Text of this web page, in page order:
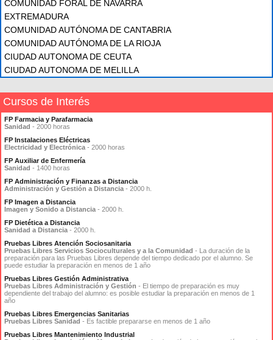
COMUNIDAD FORAL DE NAVARRA
EXTREMADURA
COMUNIDAD AUTÓNOMA DE CANTABRIA
COMUNIDAD AUTÓNOMA DE LA RIOJA
CIUDAD AUTONOMA DE CEUTA
CIUDAD AUTONOMA DE MELILLA
Cursos de Interés
FP Farmacia y Parafarmacia
Sanidad - 2000 horas
FP Instalaciones Eléctricas
Electricidad y Electrónica - 2000 horas
FP Auxiliar de Enfermería
Sanidad - 1400 horas
FP Administración y Finanzas a Distancia
Administración y Gestión a Distancia - 2000 h.
FP Imagen a Distancia
Imagen y Sonido a Distancia - 2000 h.
FP Dietética a Distancia
Sanidad a Distancia - 2000 h.
Pruebas Libres Atención Sociosanitaria
Pruebas Libres Servicios Socioculturales y a la Comunidad - La duración de la
preparación para las Pruebas Libres depende del tiempo dedicado por el alumno. Se
puede estudiar la preparación en menos de 1 año
Pruebas Libres Gestión Administrativa
Pruebas Libres Administración y Gestión - El tiempo de preparación es muy
dependiente del trabajo del alumno: es posible estudiar la preparación en menos de 1
año
Pruebas Libres Emergencias Sanitarias
Pruebas Libres Sanidad - Es factible prepararse en menos de 1 año
Pruebas Libres Mantenimiento Industrial